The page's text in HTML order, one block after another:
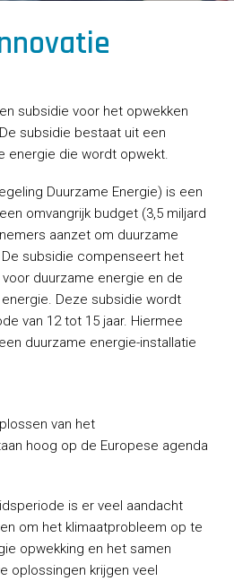
subsidie voor het opwekken
subsidie bestaat uit een
energie die wordt opwekt.
Duurzame Energie) is een
omvangrijk budget (3,5 miljard
aanzet om duurzame
subsidie compenseert het
duurzame energie en de
Deze subsidie wordt
van 12 tot 15 jaar. Hiermee
duurzame energie-installatie
van het
hoog op de Europese agenda
is er veel aandacht
om het klimaatprobleem op te
opwekking en het samen
oplossingen krijgen veel